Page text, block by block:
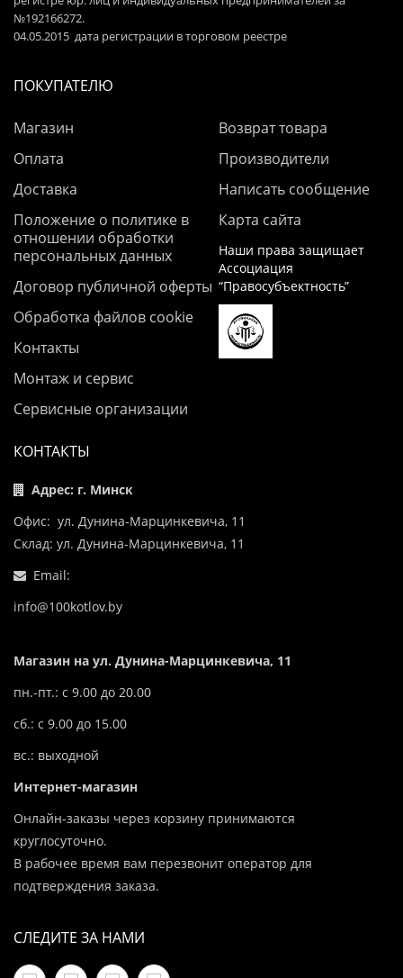
№192166272.
04.05.2015 дата регистрации в торговом реестре
ПОКУПАТЕЛЮ
Магазин
Оплата
Доставка
Положение о политике в
отношении обработки
персональных данных
Договор публичной оферты
Обработка файлов cookie
Контакты
Монтаж и сервис
Сервисные организации
Возврат товара
Производители
Написать сообщение
Карта сайта
Наши права защищает
Ассоциация
“Правосубъектность”
КОНТАКТЫ
Адрес: г. Минск
Офис: ул. Дунина-Марцинкевича, 11
Склад: ул. Дунина-Марцинкевича, 11
Email:
info@100kotlov.by
Магазин на ул. Дунина-Марцинкевича, 11
пн.-пт.: с 9.00 до 20.00
сб.: с 9.00 до 15.00
вс.: выходной
Интернет-магазин
Онлайн-заказы через корзину принимаются
круглосуточно.
В рабочее время вам перезвонит оператор для
подтверждения заказа.
СЛЕДИТЕ ЗА НАМИ